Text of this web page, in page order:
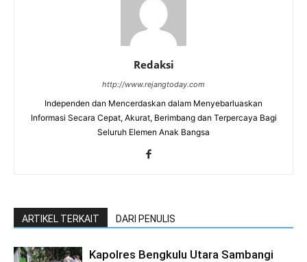
Redaksi
http://www.rejangtoday.com
Independen dan Mencerdaskan dalam Menyebarluaskan
Informasi Secara Cepat, Akurat, Berimbang dan Terpercaya Bagi
Seluruh Elemen Anak Bangsa
ARTIKEL TERKAIT DARI PENULIS
Kapolres Bengkulu Utara Sambangi